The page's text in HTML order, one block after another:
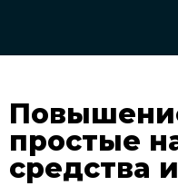
простые
средства